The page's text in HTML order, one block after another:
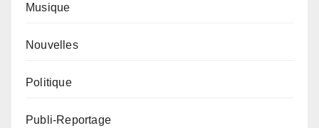
Musique
Nouvelles
Politique
Publi-Reportage